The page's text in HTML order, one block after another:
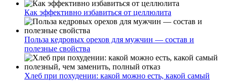
Как эффективно избавиться от целлюлита
Польза кедровых орехов для мужчин — состав и
полезные свойства
Хлеб при похудении: какой можно есть, какой самый